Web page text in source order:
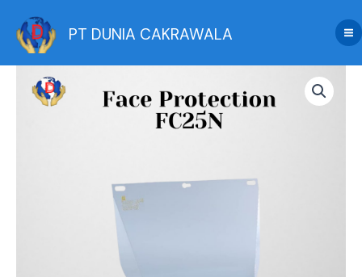
content
PT DUNIA CAKRAWALA